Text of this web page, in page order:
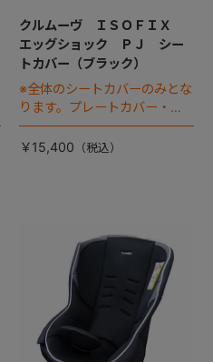
クルムーヴ ＩＳＯＦＩＸ
エッグショック ＰＪ シー
トカバー（ブラック）
※全体のシートカバーのみとな
ります。プレートカバー・中
のヘッドパッドは別売りで
す。
￥15,400